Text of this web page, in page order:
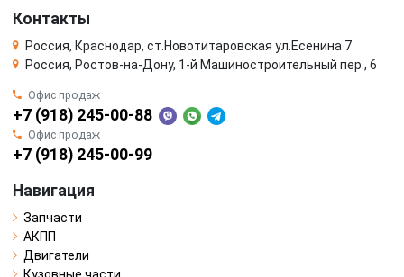
Контакты
Россия, Краснодар, ст.Новотитаровская ул.Есенина 7
Россия, Ростов-на-Дону, 1-й Машиностроительный пер., 6
Офис продаж
+7 (918) 245-00-88
Офис продаж
+7 (918) 245-00-99
Навигация
Запчасти
АКПП
Двигатели